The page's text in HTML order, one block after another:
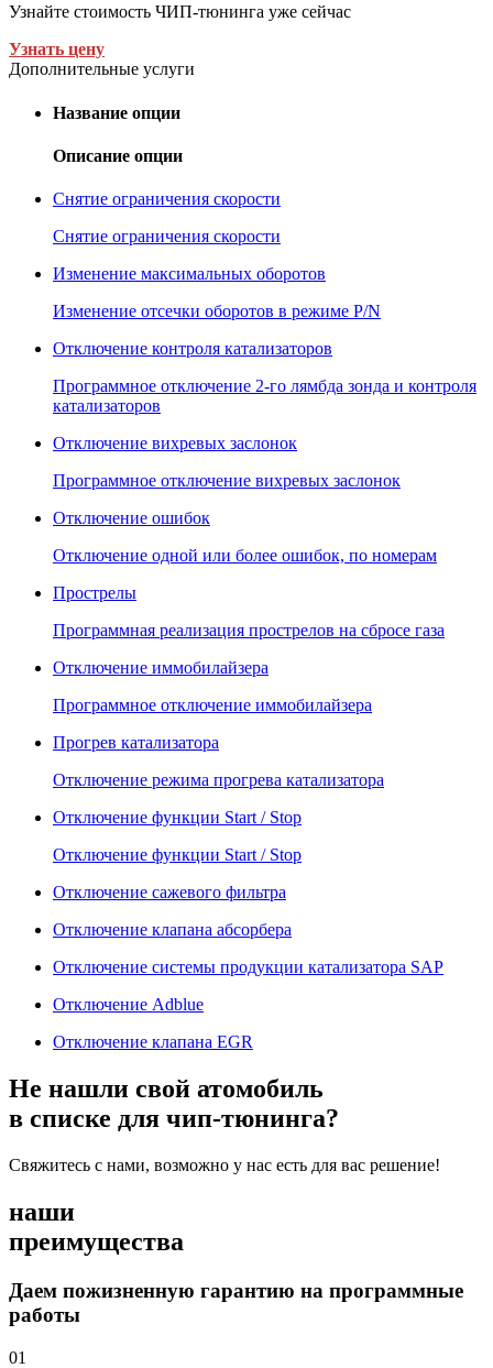
Узнайте стоимость ЧИП-тюнинга уже сейчас
Узнать цену
Дополнительные услуги
Название опции
Описание опции
Снятие ограничения скорости
Снятие ограничения скорости
Изменение максимальных оборотов
Изменение отсечки оборотов в режиме P/N
Отключение контроля катализаторов
Программное отключение 2-го лямбда зонда и контроля
катализаторов
Отключение вихревых заслонок
Программное отключение вихревых заслонок
Отключение ошибок
Отключение одной или более ошибок, по номерам
Прострелы
Программная реализация прострелов на сбросе газа
Отключение иммобилайзера
Программное отключение иммобилайзера
Прогрев катализатора
Отключение режима прогрева катализатора
Отключение функции Start / Stop
Отключение функции Start / Stop
Отключение сажевого фильтра
Отключение клапана абсорбера
Отключение системы продукции катализатора SAP
Отключение Adblue
Отключение клапана EGR
Не нашли свой атомобиль
в списке для чип-тюнинга?
Свяжитесь с нами, возможно у нас есть для вас решение!
наши
преимущества
Даем пожизненную гарантию на программные
работы
01